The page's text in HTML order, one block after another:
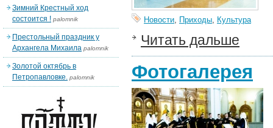
Новости, Приходы, Культура
Читать дальше
Фотогалерея
Зимний Крестный ход
состоится ! palomnik
Престольный праздник у
Архангела Михаила palomnik
Золотой октябрь в
Петропавловке. palomnik